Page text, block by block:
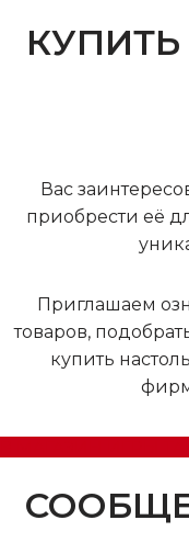
Вас
приобрести её
Приглашаем
товаров,
купить